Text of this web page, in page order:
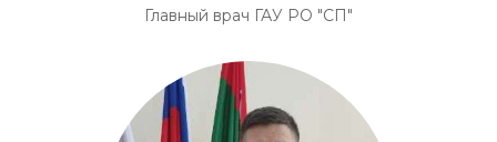
Главный врач ГАУ РО "СП"